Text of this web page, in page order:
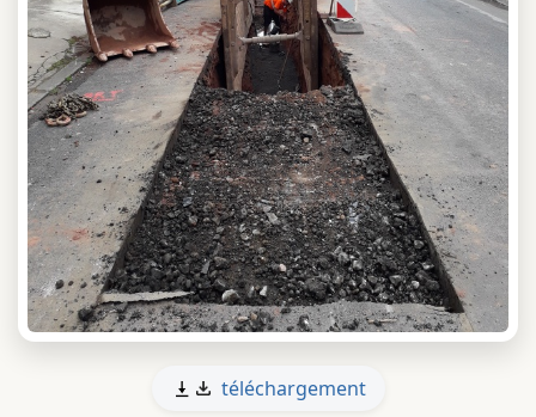
téléchargement